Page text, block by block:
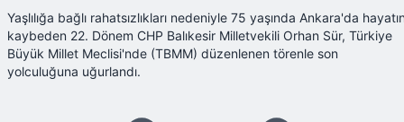
Yaşlılığa bağlı rahatsızlıkları nedeniyle 75 yaşında Ankara'da
kaybeden 22. Dönem CHP Balıkesir Milletvekili Orhan Sür, Türkiye
Büyük Millet Meclisi'nde (TBMM) düzenlenen törenle son
yolculuğuna uğurlandı.